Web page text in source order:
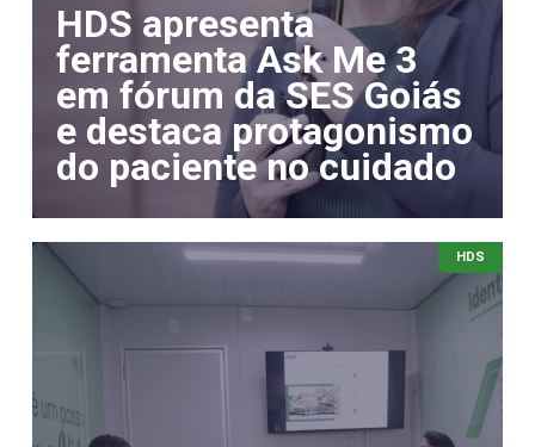
HDS apresenta
ferramenta Ask Me 3
em fórum da SES Goiás
e destaca protagonismo
do paciente no cuidado
HDS